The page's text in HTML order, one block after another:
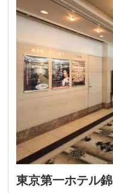
東京第一ホテル錦